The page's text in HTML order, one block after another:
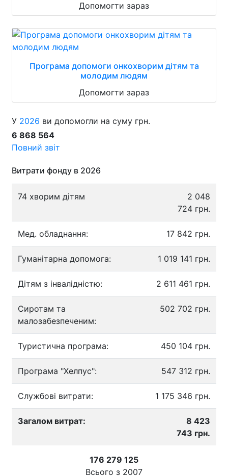
Допомогти зараз
Програма допомоги онкохворим дітям та
молодим людям
Допомогти зараз
У 2026 ви допомогли на суму грн.
6 868 564
Повний звіт
Витрати фонду в 2026
74 хворим дітям
2 048
724 грн.
Мед. обладнання: 17 842 грн.
Гуманітарна допомога: 1 019 141 грн.
Дітям з інвалідністю: 2 611 461 грн.
Сиротам та
малозабезпеченим:
502 702 грн.
Туристична програма: 450 104 грн.
Програма "Хелпус": 547 312 грн.
Службові витрати: 1 175 346 грн.
Загалом витрат:
8 423
743 грн.
176 279 125
Всього з 2007